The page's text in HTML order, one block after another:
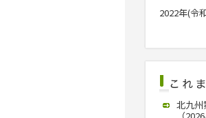
2022年(令
北九